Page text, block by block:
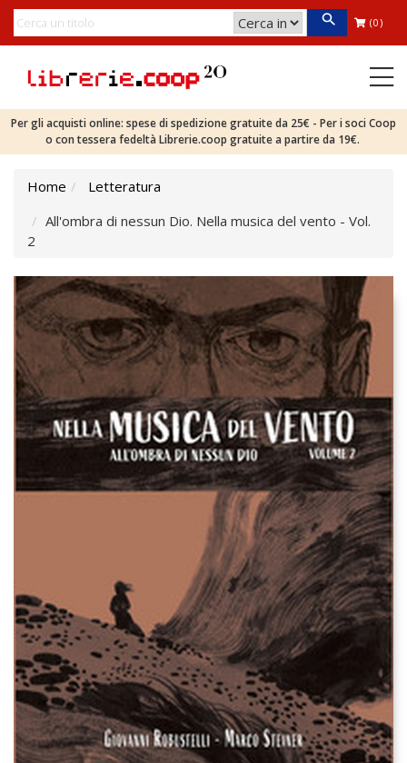
(0)
Per gli acquisti online: spese di spedizione gratuite da 25€ - Per i soci Coop
o con tessera fedeltà Librerie.coop gratuite a partire da 19€.
Home
Letteratura
All'ombra di nessun Dio. Nella musica del vento - Vol.
2